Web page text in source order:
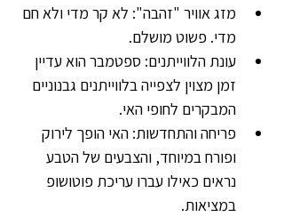
מזג אוויר "זהבה": לא קר מדי ולא חם
מדי. פשוט מושלם.
עונת הלווייתנים: ספטמבר הוא עדיין
זמן מצוין לצפייה בלווייתנים גבנוניים
המבקרים לחופי האי.
פריחה והתחדשות: האי הופך לירוק
ופורח במיוחד, והצבעים של הטבע
נראים כאילו עברו עריכת פוטושופ
במציאות.